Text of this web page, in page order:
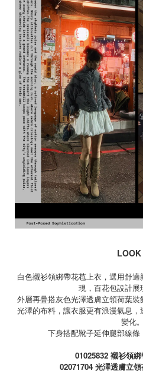
LOOK
白色襯衫領綁帶花苞上衣，選用舒
現，百花包設計展
外層再疊搭灰色光澤透膚立領荷葉
光澤的布料，讓衣服更有浪漫氣息
變化。
下身搭配靴子延伸腿部線條
01025832 襯衫領
02071704 光澤透膚立